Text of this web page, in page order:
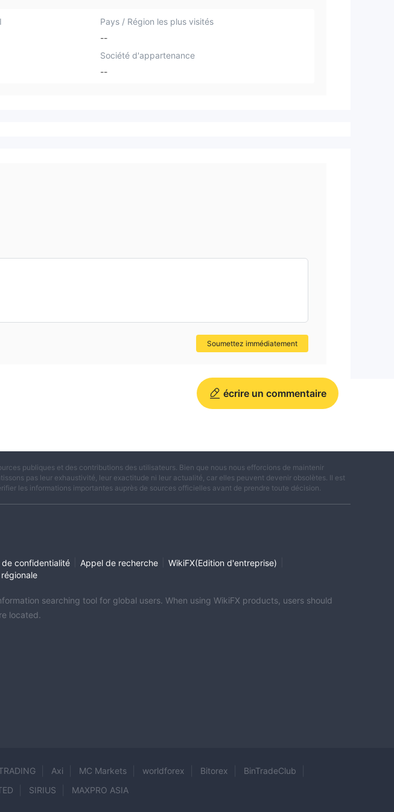
Pays / Région les plus visités
--
Société d'appartenance
--
Soumettez immédiatement
écrire un commentaire
publiques et des contributions des utilisateurs. Bien que nous nous efforcions de maintenir
pas leur exhaustivité, leur exactitude ni leur actualité, car elles peuvent devenir obsolètes. Il est
les informations importantes auprès de sources officielles avant de prendre toute décision.
de confidentialité Appel de recherche WikiFX(Edition d'entreprise)
searching tool for global users. When using WikiFX products, users should
located.
Axi MC Markets worldforex Bitorex
BinTradeClub
SIRIUS MAXPRO ASIA